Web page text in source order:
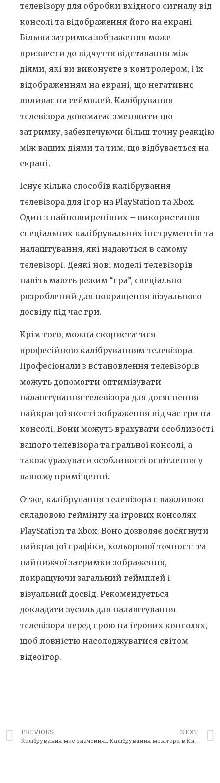
телевізору для обробки вхідного сигналу від
консолі та відображення його на екрані.
Більша затримка зображення може
призвести до відчуття відставання між
діями, які ви виконуєте з контролером, і їх
відображенням на екрані, що негативно
впливає на геймплей. Калібрування
телевізора допомагає зменшити цю
затримку, забезпечуючи більш точну реакцію
між ваших діями та тим, що відбувається на
екрані.
Існує кілька способів калібрування
телевізора для ігор на PlayStation та Xbox.
Один з найпоширеніших – використання
спеціальних калібрувальних інструментів та
налаштування, які надаються в самому
телевізорі. Деякі нові моделі телевізорів
навіть мають режим “гра”, спеціально
розроблений для покращення візуального
досвіду під час гри.
Крім того, можна скористатися
професійною калібруванням телевізора.
Професіонали з встановлення телевізорів
можуть допомогти оптимізувати
налаштування телевізора для досягнення
найкращої якості зображення під час гри на
консолі. Вони можуть врахувати особливості
вашого телевізора та гральної консолі, а
також урахувати особливості освітлення у
вашому приміщенні.
Отже, калібрування телевізора є важливою
складовою геймінгу на ігрових консолях
PlayStation та Xbox. Воно дозволяє досягнути
найкращої графіки, кольорової точності та
найнижчої затримки зображення,
покращуючи загальний геймплей і
візуальний досвід. Рекомендується
докладати зусиль для налаштування
телевізора перед грою на ігрових консолях,
щоб повністю насолоджуватися світом
відеоігор.
PREVIOUS
Калібрування має значення: чому не слід пропускати калібрування принтера
NEXT
Калібрування монітора в Києві